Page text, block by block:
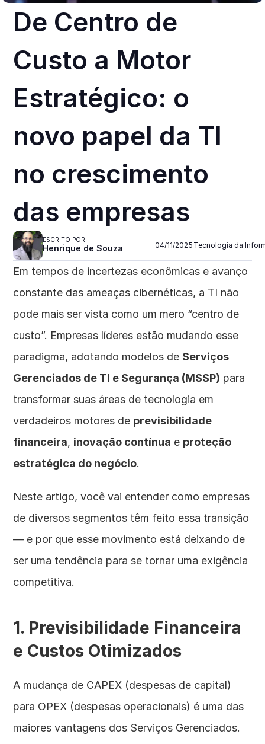
De Centro de
Custo a Motor
Estratégico: o
novo papel da TI
no crescimento
das empresas
ESCRITO POR:
Henrique de Souza 04/11/2025 Tecnologia da
Em tempos de incertezas econômicas e avanço
constante das ameaças cibernéticas, a TI não
pode mais ser vista como um mero “centro de
custo”. Empresas líderes estão mudando esse
paradigma, adotando modelos de Serviços
Gerenciados de TI e Segurança (MSSP) para
transformar suas áreas de tecnologia em
verdadeiros motores de previsibilidade
financeira, inovação contínua e proteção
estratégica do negócio.
Neste artigo, você vai entender como empresas
de diversos segmentos têm feito essa transição
— e por que esse movimento está deixando de
ser uma tendência para se tornar uma exigência
competitiva.
1. Previsibilidade Financeira
e Custos Otimizados
A mudança de CAPEX (despesas de capital)
para OPEX (despesas operacionais) é uma das
maiores vantagens dos Serviços Gerenciados.